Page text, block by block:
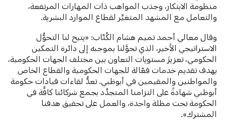
منظومة الابتكار، وجذب المواهب ذات المهارات المرتفعة،
والتعامل مع المشهد المتغيِّر لقطاع الموارد البشرية.
وقال معالي أحمد تميم هشام الكُتّاب: «يتيح لنا التحوُّل
الاستراتيجي الأخير، الذي تحوَّلنا بموجبه إلى دائرة التمكين
الحكومي، تعزيزَ مستويات التعاون بين مختلف الجهات الحكومية،
بهدف تقديم خدمات فعّالة للجهات الحكومية والقطاع الخاص
والمواطنين والمقيمين في أبوظبي. تعدُّ لقاءات قيادات حكومة
أبوظبي شهادةً على التزامنا المتجدِّد بجمع شركائنا كافَّة في
الحكومة تحت مظلة واحدة، والعمل على تحقيق هدفنا
المشترك».